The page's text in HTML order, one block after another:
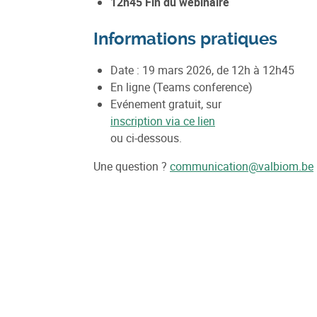
Informations pratiques
Date : 19 mars 2026, de 12h à 12h45
En ligne (Teams conference)
Evénement gratuit, sur
inscription via ce lien
ou ci-dessous.
Une question ? communication@valbiom.be